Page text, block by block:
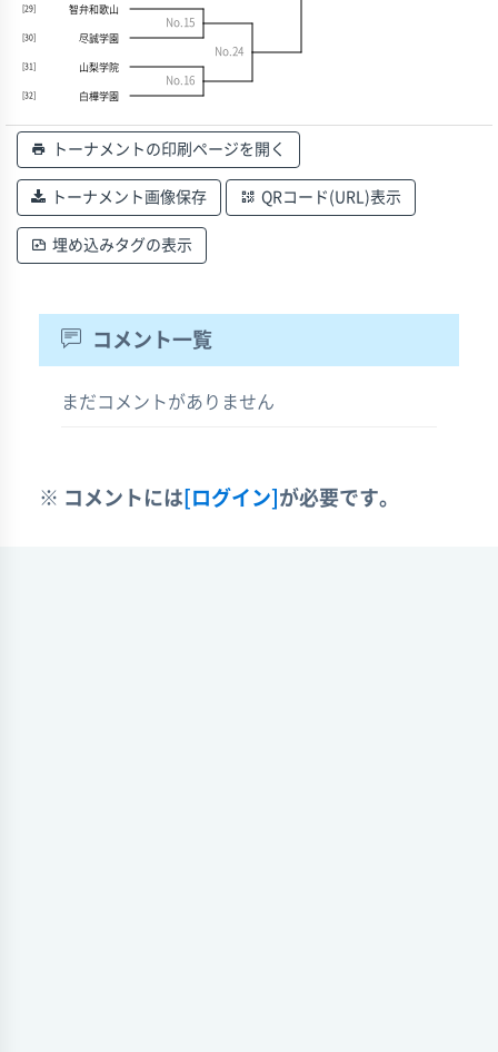
No.15
No.16
No.24
[29]
[30]
[31]
[32]
智弁和歌山
尽誠学園
山梨学院
白樺学園
トーナメントの印刷ページを開く
トーナメント画像保存 QRコード(URL)表示
埋め込みタグの表示
コメント一覧
まだコメントがありません
※ コメントには [ログイン] が必要です。